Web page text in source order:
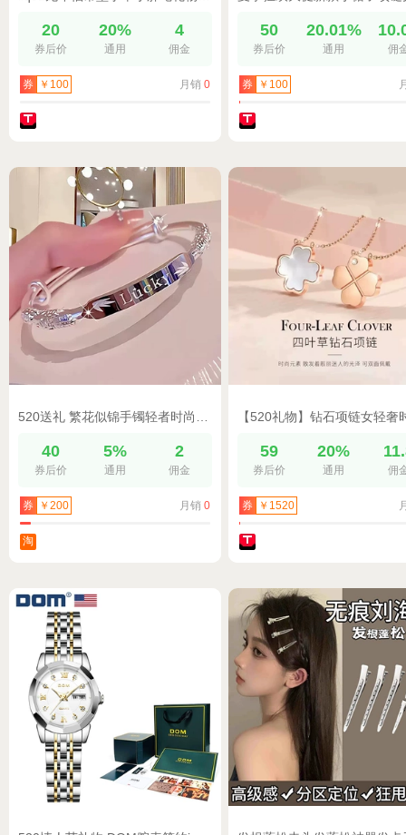
20
券后价
20%
通用
4
佣金
券 ￥100 月销 0
50
券后价
20.01%
通用 佣
券 ￥100
40
券后价
5%
通用
2
佣金
券 ￥200 月销 0
淘
59
券后价
20%
通用 佣
券 ￥1520